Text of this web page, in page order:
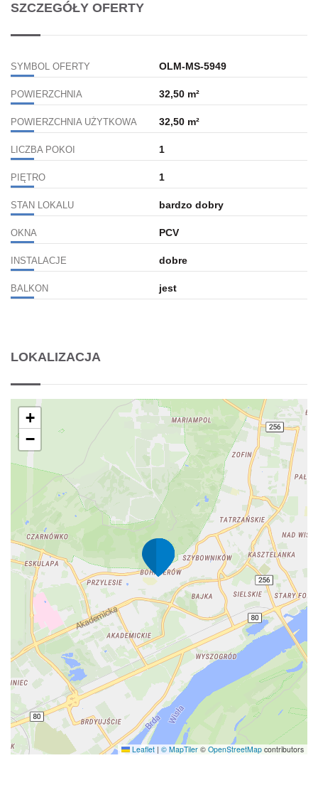
SZCZEGÓŁY OFERTY
SYMBOL OFERTY OLM-MS-5949
POWIERZCHNIA 32,50 m²
POWIERZCHNIA UŻYTKOWA 32,50 m²
LICZBA POKOI 1
PIĘTRO 1
STAN LOKALU bardzo dobry
OKNA PCV
INSTALACJE dobre
BALKON jest
LOKALIZACJA
+
−
Leaflet | © MapTiler © OpenStreetMap contributors